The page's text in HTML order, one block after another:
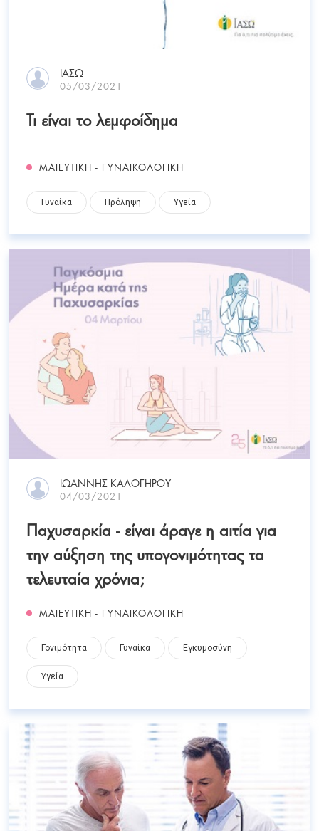
ΙΑΣΩ
05/03/2021
Τι είναι το λεµφοίδηµα
ΜΑΙΕΥΤΙΚΗ - ΓΥΝΑΙΚΟΛΟΓΙΚΗ
Γυναίκα Πρόληψη Υγεία
ΙΩΆΝΝΗΣ ΚΑΛΟΓΉΡΟΥ
04/03/2021
Παχυσαρκία - είναι άραγε η αιτία για
την αύξηση της υπογονιμότητας τα
τελευταία χρόνια;
ΜΑΙΕΥΤΙΚΗ - ΓΥΝΑΙΚΟΛΟΓΙΚΗ
Γονιμότητα Γυναίκα Εγκυμοσύνη
Υγεία